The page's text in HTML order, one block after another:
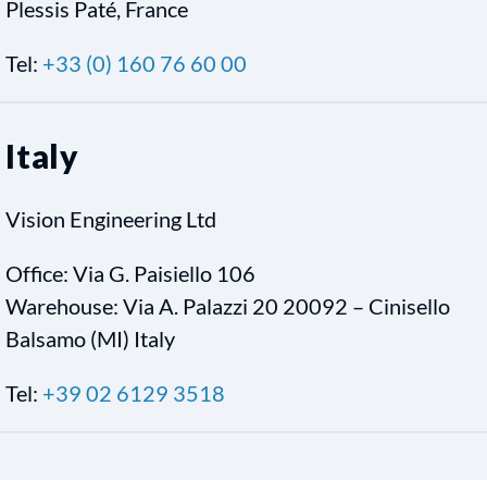
Plessis Paté, France
Tel: +33 (0) 160 76 60 00
Italy
Vision Engineering Ltd
Office: Via G. Paisiello 106
Warehouse: Via A. Palazzi 20 20092 – Cinisello
Balsamo (MI) Italy
Tel: +39 02 6129 3518